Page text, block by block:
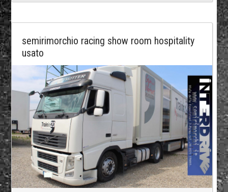
semirimorchio racing show room hospitality
usato